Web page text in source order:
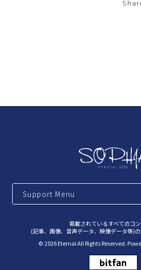
Support Menu
掲載されているすべてのコ
(記事、画像、音声データ、映像データ等)の
© 2026 Eternal All Rights Reserved.